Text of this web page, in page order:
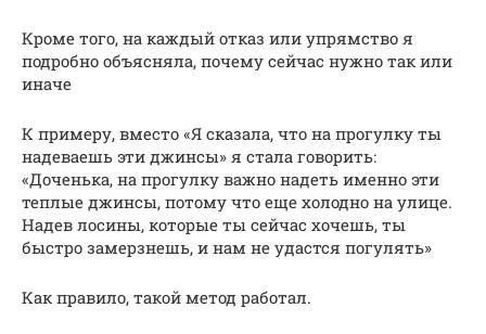
Кроме того, на каждый отказ или упрямство я
подробно объясняла, почему сейчас нужно так или
иначе
К примеру, вместо «Я сказала, что на прогулку ты
надеваешь эти джинсы» я стала говорить:
«Доченька, на прогулку важно надеть именно эти
теплые джинсы, потому что еще холодно на улице.
Надев лосины, которые ты сейчас хочешь, ты
быстро замерзнешь, и нам не удастся погулять»
Как правило, такой метод работал.